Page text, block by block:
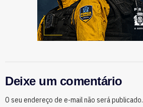
Deixe um comentário
O seu endereço de e-mail não será publicado.